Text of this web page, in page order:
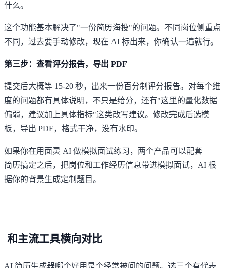
什么。
这个功能基本解决了"一份简历海投"的问题。不同岗位侧重点
不同，过去要手动修改，现在 AI 标出来，你确认一遍就行。
第三步：查看评分报告，导出 PDF
提交后大概等 15-20 秒，出来一份百分制评分报告。对每个维
度的问题都有具体说明，不只是给分，还有"这里的量化数据
偏弱，建议加上具体指标"这类改写建议。修改完成后选模
板，导出 PDF，格式干净，没有水印。
如果你在用 面灵 AI 做模拟面试练习，两个产品可以配套——
简历搞定之后，把岗位和工作经历信息带进模拟面试，AI 根
据你的背景生成定制题目。
和主流工具横向对比